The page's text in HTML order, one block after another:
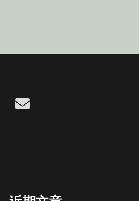
Email